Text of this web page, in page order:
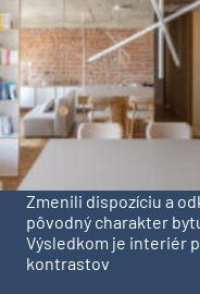
Zmenili dispozíciu a
pôvodný charakter
Výsledkom je interiér
kontrastov